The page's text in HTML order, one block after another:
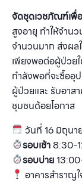
จัดชุดเวชภัณฑ์เพื่
สูงอายุ ทำให้จำน
จำนวนมาก ส่งผ
เพียงพอต่อผู้ป่วย
กำลังพอที่จะซื้ออุ
ผู้ป่วยและ รับอาส
ชุมชนด้อยโอกาส
วันที่ 16 มิถุนา
รอบเช้า8:30-
รอบบ่าย
อาคารสำราญ